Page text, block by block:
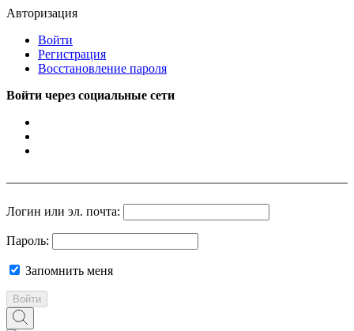
Авторизация
Войти
Регистрация
Восстановление пароля
Войти через социальные сети
Логин или эл. почта:
Пароль:
Запомнить меня
Войти